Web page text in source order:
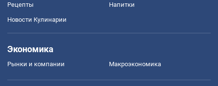
Рецепты Напитки
Новости Кулинарии
Экономика
Рынки и компании Mакроэкономика